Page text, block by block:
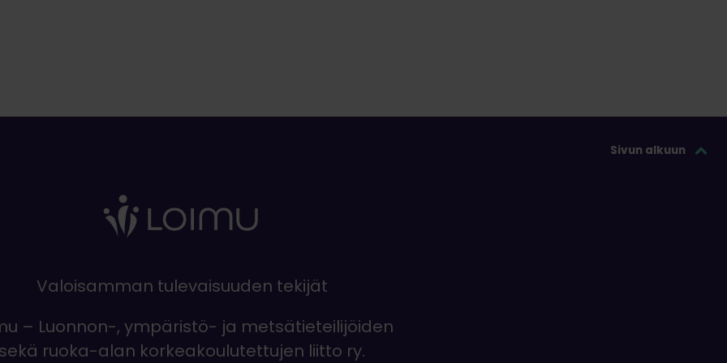
Sivun alkuun
Valoisamman tulevaisuuden tekijät
– Luonnon-, ympäristö- ja metsätieteilijöiden
ruoka-alan korkeakoulutettujen liitto ry.